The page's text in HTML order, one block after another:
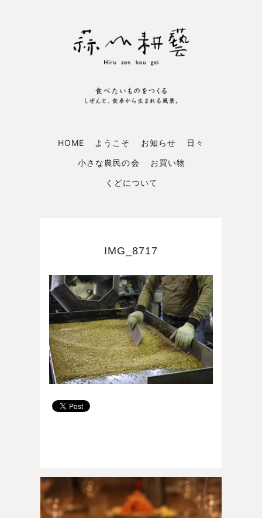
HOME ようこそ お知らせ
日々
小さな農民の会
お買い物
くどについて
IMG_8717